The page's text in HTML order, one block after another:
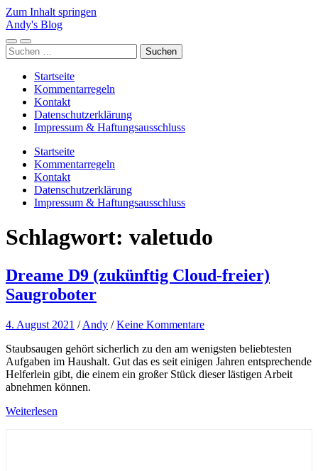
Zum Inhalt springen
Andy's Blog
Mobile-
Menü
Suchfeld
ein-/ausblenden
Suchen
nach:
Startseite
Kommentarregeln
Kontakt
Datenschutzerklärung
Impressum & Haftungsausschluss
Startseite
Kommentarregeln
Kontakt
Datenschutzerklärung
Impressum & Haftungsausschluss
Schlagwort: valetudo
Dreame D9 (zukünftig Cloud-freier)
Saugroboter
4. August 2021 /Andy /Keine Kommentare
Staubsaugen gehört sicherlich zu den am wenigsten beliebtesten
Aufgaben im Haushalt. Gut das es seit einigen Jahren entsprechende
Helferlein gibt, die einem ein großer Stück dieser lästigen Arbeit
abnehmen können.
Weiterlesen